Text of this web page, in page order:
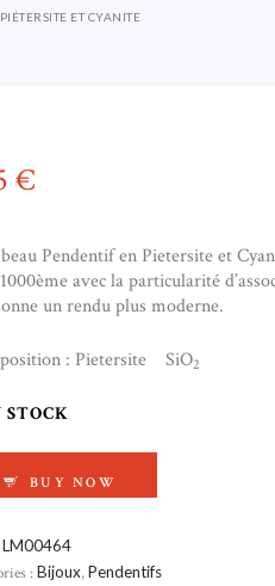
ET CYANITE
€
Pendentif en Pietersite et
avec la particularité
un rendu plus moderne.
: Pietersite SiO2
STOCK
BUY NOW
LM00464
: Bijoux,Pendentifs